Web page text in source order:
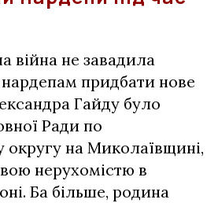
війна не завадила
придбати нове
Гайду було
Ради по
на Миколаївщині,
нерухомістю в
Ба більше, родина